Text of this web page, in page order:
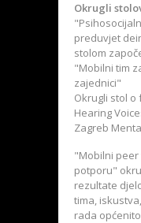
Okrugli
preduvjet
stolom
"Mobilni tim
zajednici"
Okrugli stol o
Hearing
Zagreb
"Mobilni
potporu"
rezultate
tima,
rada